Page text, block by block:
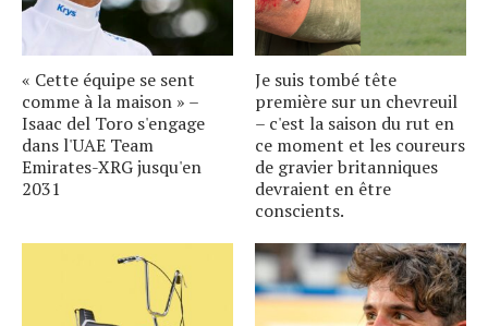
« Cette équipe se sent
comme à la maison » –
Isaac del Toro s'engage
dans l'UAE Team
Emirates-XRG jusqu'en
2031
Je suis tombé tête
première sur un chevreuil
– c'est la saison du rut en
ce moment et les coureurs
de gravier britanniques
devraient en être
conscients.